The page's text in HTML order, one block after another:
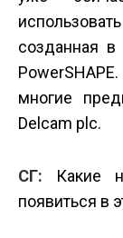
созданная в
многие
Delcam plc.
СГ: Какие
появиться в